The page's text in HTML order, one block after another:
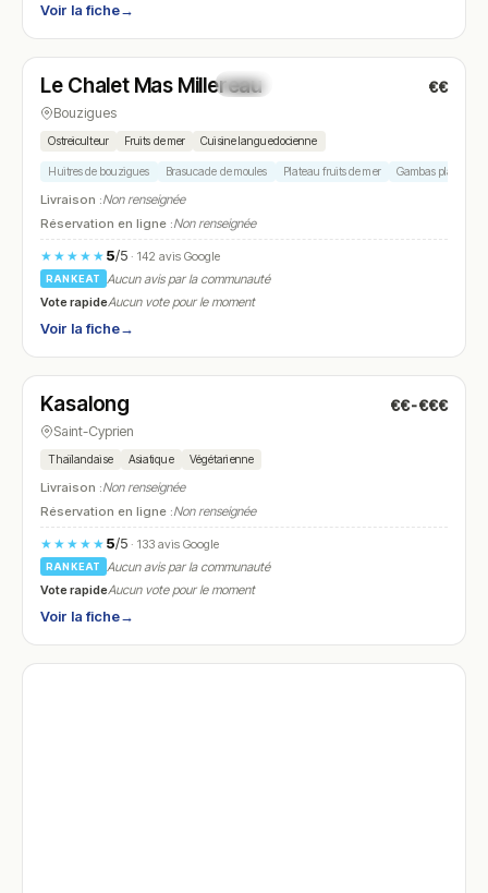
Voir la fiche→
N° 27
Le Chalet Mas Millereau €€
Bouzigues
Ostreiculteur Fruits de mer Cuisine languedocienne
Huitres de bouzigues Brasucade de moules Plateau fruits de mer Gambas plancha
Livraison :Non renseignée
Réservation en ligne :Non renseignée
★★★★★ 5/5· 142 avis Google
RANKEAT
Aucun avis par la communauté
Vote rapideAucun vote pour le moment
Voir la fiche→
N° 28
Kasalong €€-€€€
Saint-Cyprien
Thaïlandaise Asiatique Végétarienne
Livraison :Non renseignée
Réservation en ligne :Non renseignée
★★★★★ 5/5· 133 avis Google
RANKEAT
Aucun avis par la communauté
Vote rapideAucun vote pour le moment
Voir la fiche→